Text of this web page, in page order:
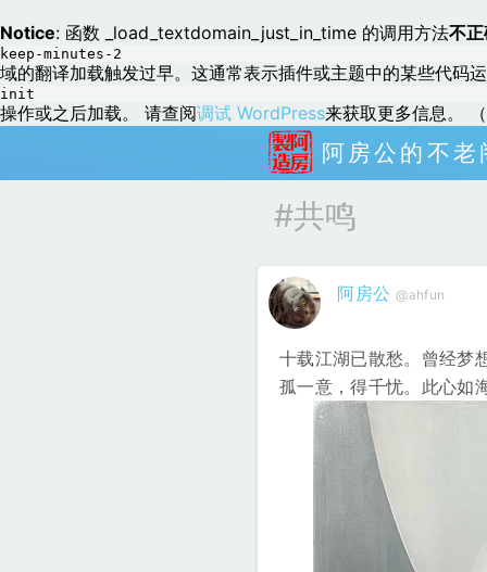
Notice: 函数 _load_textdomain_just_in_time 的调用方法不
keep-minutes-2
域的翻译加载触发过早。这通常表示插件或主题中的某些代码
init
操作或之后加载。 请查阅调试 WordPress来获取更多信息。
阿房公的不老
#共鸣
阿房公 @ahfun
十载江湖已散愁。曾经梦
孤一意，得千忧。此心如